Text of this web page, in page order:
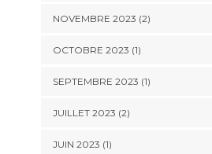
NOVEMBRE 2023 (2)
OCTOBRE 2023 (1)
SEPTEMBRE 2023 (1)
JUILLET 2023 (2)
JUIN 2023 (1)